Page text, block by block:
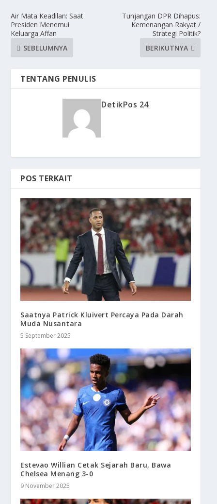
Air Mata Keadilan: Saat
Presiden Menemui
Keluarga Affan
SEBELUMNYA
Tunjangan DPR Dihapus:
Kemenangan Rakyat /
Strategi Politik?
BERIKUTNYA
TENTANG PENULIS
DetikPos 24
POS TERKAIT
Saatnya Patrick Kluivert Percaya Pada Darah
Muda Nusantara
5 September 2025
Estevao Willian Cetak Sejarah Baru, Bawa
Chelsea Menang 3-0
9 November 2025